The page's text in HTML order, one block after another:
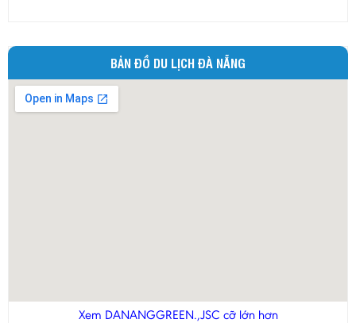
BẢN ĐỒ DU LỊCH ĐÀ NẴNG
Xem DANANGGREEN.,JSC cỡ lớn hơn